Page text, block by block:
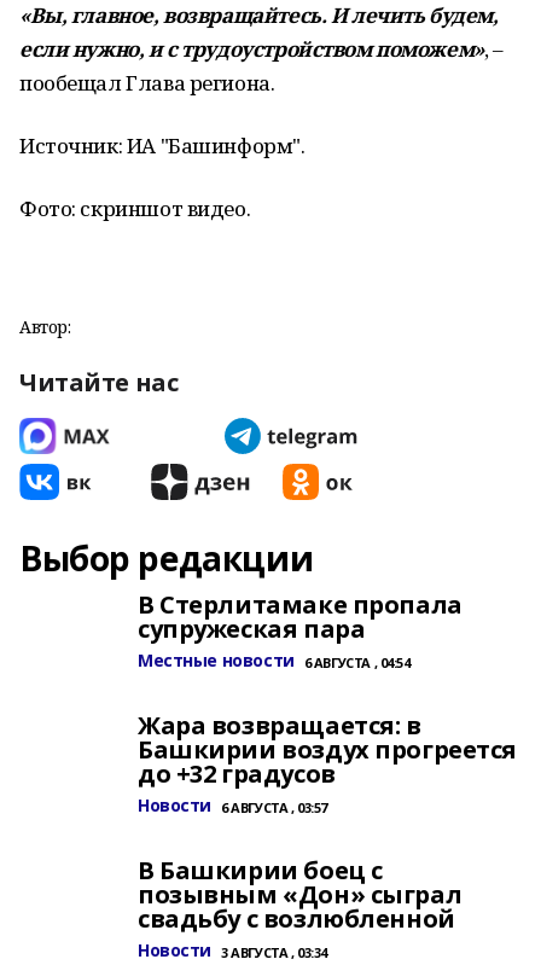
«Вы, главное, возвращайтесь. И лечить будем,
если нужно, и с трудоустройством поможем», –
пообещал Глава региона.
Источник: ИА "Башинформ".
Фото: скриншот видео.
Автор:
Читайте нас
Выбор редакции
В Стерлитамаке пропала
супружеская пара
Местные новости 6 АВГУСТА , 04:54
Жара возвращается: в
Башкирии воздух прогреется
до +32 градусов
Новости 6 АВГУСТА , 03:57
В Башкирии боец с
позывным «Дон» сыграл
свадьбу с возлюбленной
Новости 3 АВГУСТА , 03:34